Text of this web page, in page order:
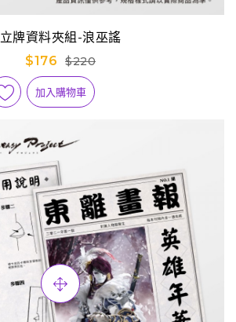
立牌資料夾組-浪巫謠
$176
$220
加入購物車